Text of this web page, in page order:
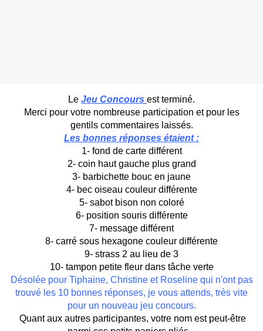
Le Jeu Concours est terminé.
Merci pour votre nombreuse participation et pour les
gentils commentaires laissés.
Les bonnes réponses étaient :
1- fond de carte différent
2- coin haut gauche plus grand
3- barbichette bouc en jaune
4- bec oiseau couleur différente
5- sabot bison non coloré
6- position souris différente
7- message différent
8- carré sous hexagone couleur différente
9- strass 2 au lieu de 3
10- tampon petite fleur dans tâche verte
Désolée pour Tiphaine, Christine et Roseline qui n'ont pas
trouvé les 10 bonnes réponses, je vous attends, très vite
pour un nouveau jeu concours.
Quant aux autres participantes, votre nom est peut-être